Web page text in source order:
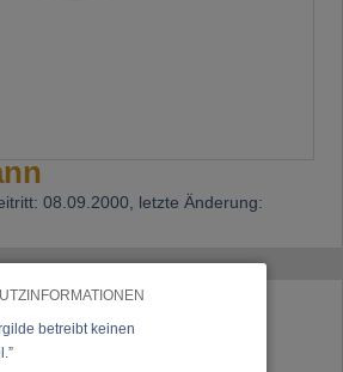
betreibt keinen
08.09.2000, letzte Änderung:
35